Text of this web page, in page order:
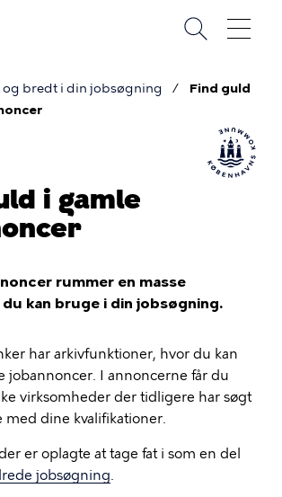
og bredt i din jobsøgning
Find guld
i gamle
rummer en masse
kan bruge i din jobsøgning.
har arkivfunktioner, hvor du kan
jobannoncer. I annoncerne får du
virksomheder der tidligere har søgt
med dine kvalifikationer.
er oplagte at tage fat i som en del
jobsøgning.